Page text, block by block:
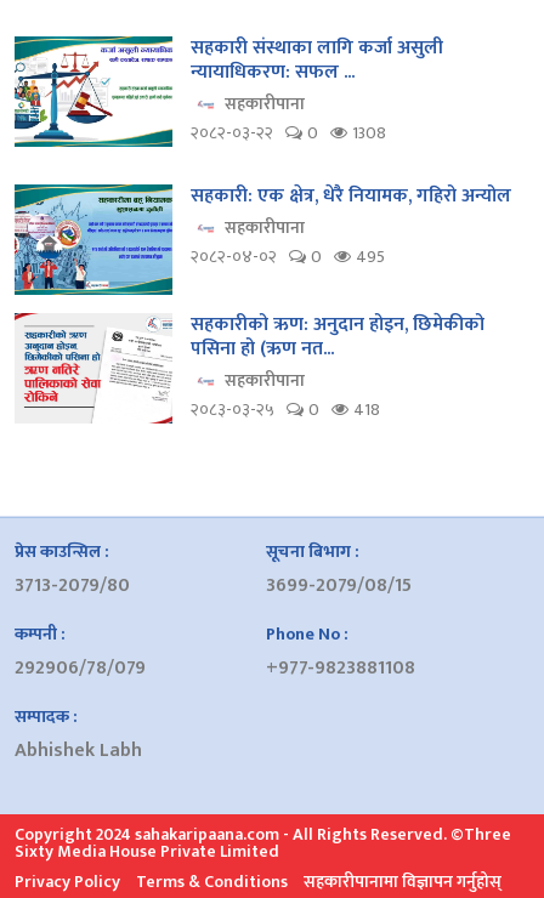
सहकारी संस्थाका लागि कर्जा असुली
न्यायाधिकरण: सफल ...
सहकारीपाना
२०८२-०३-२२
0 1308
सहकारी: एक क्षेत्र, धेरै नियामक, गहिरो अन्योल
सहकारीपाना
२०८२-०४-०२
0 495
सहकारीको ऋण: अनुदान होइन, छिमेकीको
पसिना हो (ऋण नत...
सहकारीपाना
२०८३-०३-२५
0 418
प्रेस काउन्सिल :
3713-2079/80
सूचना बिभाग :
3699-2079/08/15
कम्पनी :
292906/78/079
Phone No :
+977-9823881108
सम्पादक :
Abhishek Labh
Copyright 2024 sahakaripaana.com - All Rights Reserved. ©Three
Sixty Media House Private Limited
Privacy Policy
Terms & Conditions सहकारीपानामा विज्ञापन गर्नुहोस्